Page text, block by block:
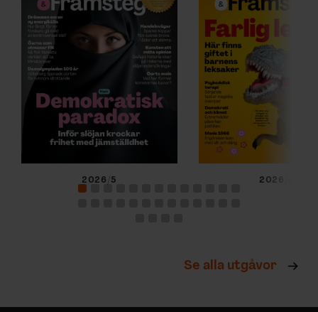
2026/5 2026/4
Se alla utgåvor